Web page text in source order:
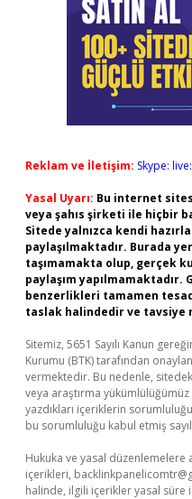
Reklam ve İletişim: Skype:
Yasal Uyarı: Bu internet
veya şahıs şirketi ile hiçbir
Sitede yalnızca kendi
paylaşılmaktadır. Burada
taşımamakta olup, gerçek
paylaşım
benzerlikleri tamamen
taslak halindedir ve tavsiye
Sitemiz, 5651 Sayılı Kanun
Kurumu (BTK) tarafından
vermektedir. Bu nedenle,
veya araştırma
yazdıkları içeriklerin
bu sorumluluğu kabul etmiş
Hukuka ve yasal düzenlemelere
içerikleri,
halinde, ilgili içerikler yasal süre